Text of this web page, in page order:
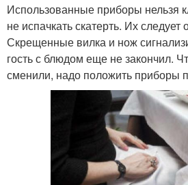
Использованные приборы нельзя
не испачкать скатерть. Их следует
Скрещенные вилка и нож
гость с блюдом еще не закончил.
сменили, надо положить приборы